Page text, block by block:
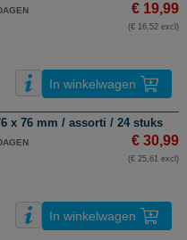
€ 19,99
(€ 16,52 excl)
In winkelwagen
x 76 mm / assorti / 24 stuks
€ 30,99
(€ 25,61 excl)
In winkelwagen